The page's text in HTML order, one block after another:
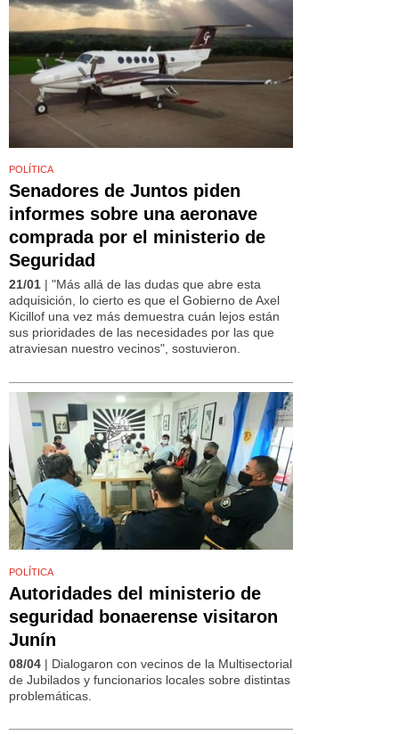
POLÍTICA
Senadores de Juntos piden
informes sobre una aeronave
comprada por el ministerio de
Seguridad
21/01 | "Más allá de las dudas que abre esta
adquisición, lo cierto es que el Gobierno de Axel
Kicillof una vez más demuestra cuán lejos están
sus prioridades de las necesidades por las que
atraviesan nuestro vecinos", sostuvieron.
POLÍTICA
Autoridades del ministerio de
seguridad bonaerense visitaron
Junín
08/04 | Dialogaron con vecinos de la Multisectorial
de Jubilados y funcionarios locales sobre distintas
problemáticas.